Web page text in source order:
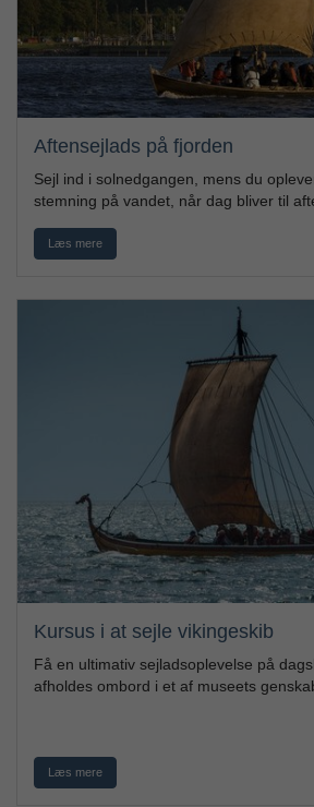
Aftensejlads på fjorden
Sejl ind i solnedgangen, mens du
stemning på vandet, når dag bliver til
Læs mere
Kursus i at sejle vikingeskib
Få en ultimativ sejladsoplevelse på
afholdes ombord i et af museets
Læs mere